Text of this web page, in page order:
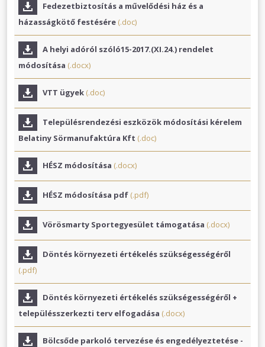
Fedezetbiztosítás a művelődési ház és a
házasságkötő festésére (.doc)
A helyi adóról szóló15-2017.(XI.24.) rendelet
módosítása (.docx)
VTT ügyek (.doc)
Településrendezési eszközök módosítási kérelem
Belatiny Sörmanufaktúra Kft (.doc)
HÉSZ módosítása (.docx)
HÉSZ módosítása pdf (.pdf)
Vörösmarty Sportegyesület támogatása (.docx)
Döntés környezeti értékelés szükségességéről
(.pdf)
Döntés környezeti értékelés szükségességéről +
településszerkezti terv elfogadása (.docx)
Bölcsőde parkoló tervezése és engedélyeztetése -